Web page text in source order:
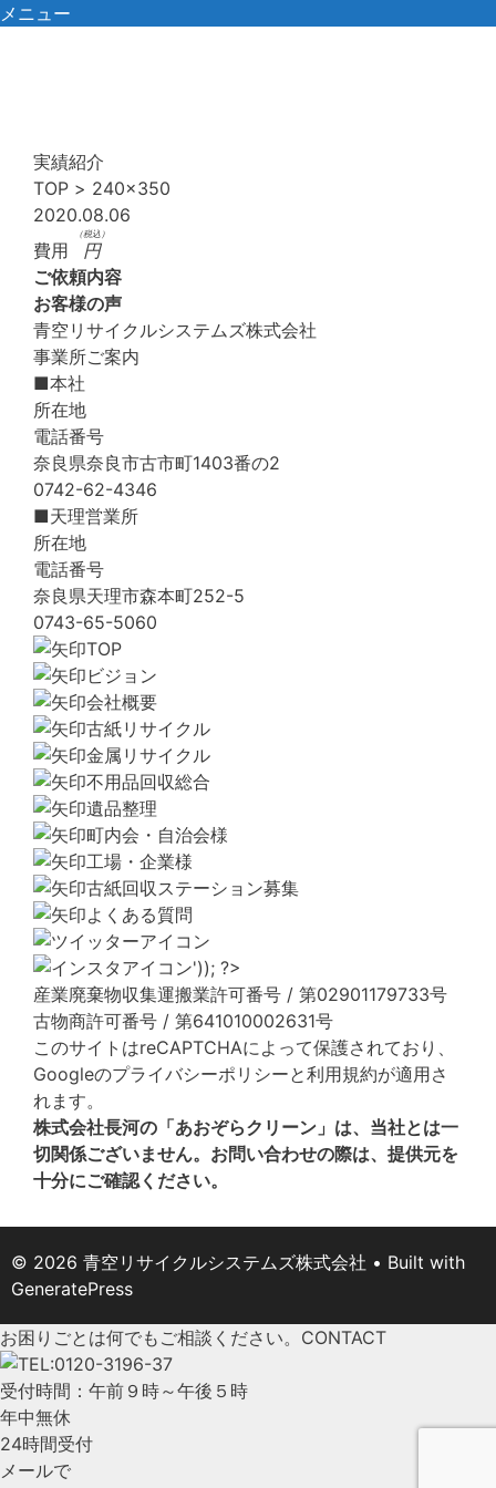
コ
メニュー
実績紹介
TOP > 240×350
2020.08.06
費用
円
（税込）
ご依頼内容
お客様の声
青空リサイクルシステムズ株式会社
事業所ご案内
■本社
所在地
電話番号
奈良県奈良市古市町1403番の2
0742-62-4346
■天理営業所
所在地
電話番号
奈良県天理市森本町252-5
0743-65-5060
TOP
ビジョン
会社概要
古紙リサイクル
金属リサイクル
不用品回収総合
遺品整理
町内会・自治会様
工場・企業様
古紙回収ステーション募集
よくある質問
産業廃棄物収集運搬業許可番号 / 第02901179733号
古物商許可番号 / 第641010002631号
このサイトはreCAPTCHAによって保護されており、
Googleのプライバシーポリシーと利用規約が適用さ
れます。
株式会社長河の「あおぞらクリーン」は、当社とは一
切関係ございません。お問い合わせの際は、提供元を
十分にご確認ください。
© 2026 青空リサイクルシステムズ株式会社 • Built with
GeneratePress
お困りごとは何でもご相談ください。 CONTACT
受付時間：午前９時～午後５時
年中無休
24時間受付
メールで